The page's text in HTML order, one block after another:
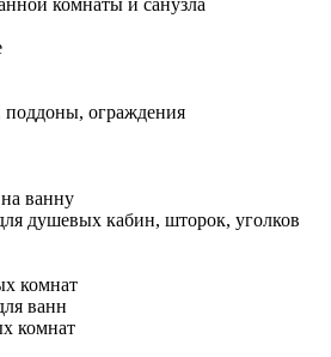
комнаты и санузла
ограждения
ванну
душевых кабин, шторок, уголков
комнат
ванн
комнат